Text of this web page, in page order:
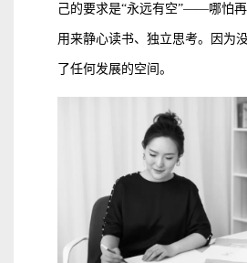
己的要求是“永远有空”——哪怕
用来静心读书、独立思考。因为
了任何发展的空间。